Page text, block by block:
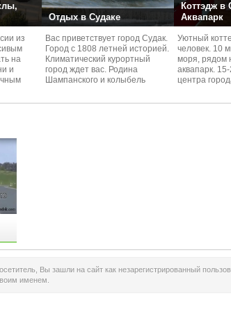
из
на
и
Отдых в Судаке
Вас приветствует город Судак.
Город с 1808 летней историей.
Климатический курортный
город ждет вас. Родина
Шампанского и колыбель
Коттэдж в
Аквапарк
Уютный
человек. 10
моря, рядом
аквапарк.
центра
Вы зашли на сайт как незарегистрированный
именем.